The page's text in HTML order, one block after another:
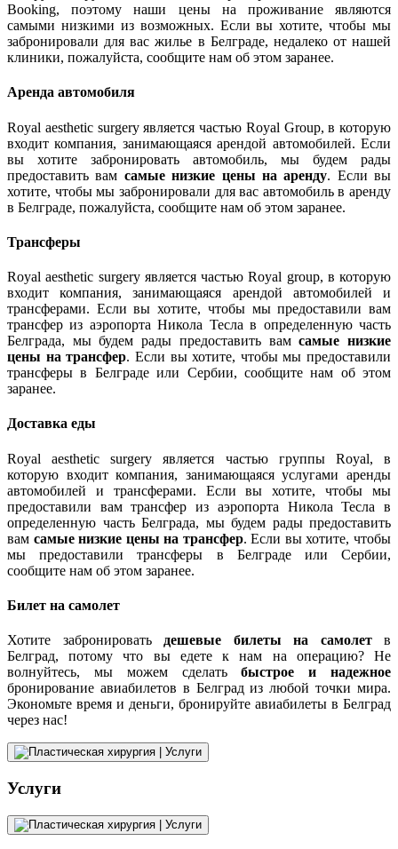
Booking, поэтому наши цены на проживание являются
самыми низкими из возможных. Если вы хотите, чтобы мы
забронировали для вас жилье в Белграде, недалеко от нашей
клиники, пожалуйста, сообщите нам об этом заранее.
Аренда автомобиля
Royal aesthetic surgery является частью Royal Group, в которую
входит компания, занимающаяся арендой автомобилей. Если
вы хотите забронировать автомобиль, мы будем рады
предоставить вам самые низкие цены на аренду. Если вы
хотите, чтобы мы забронировали для вас автомобиль в аренду
в Белграде, пожалуйста, сообщите нам об этом заранее.
Трансферы
Royal aesthetic surgery является частью Royal group, в которую
входит компания, занимающаяся арендой автомобилей и
трансферами. Если вы хотите, чтобы мы предоставили вам
трансфер из аэропорта Никола Тесла в определенную часть
Белграда, мы будем рады предоставить вамсамые низкие
цены на трансфер. Если вы хотите, чтобы мы предоставили
трансферы в Белграде или Сербии, сообщите нам об этом
заранее.
Доставка еды
Royal aesthetic surgery является частью группы Royal, в
которую входит компания, занимающаяся услугами аренды
автомобилей и трансферами. Если вы хотите, чтобы мы
предоставили вам трансфер из аэропорта Никола Тесла в
определенную часть Белграда, мы будем рады предоставить
вам самые низкие цены на трансфер. Если вы хотите, чтобы
мы предоставили трансферы в Белграде или Сербии,
сообщите нам об этом заранее.
Билет на самолет
Хотите забронировать дешевые билеты на самолетв
Белград, потому что вы едете к нам на операцию? Не
волнуйтесь, мы можем сделатьбыстрое и надежное
бронирование авиабилетов в Белград из любой точки мира.
Экономьте время и деньги, бронируйте авиабилеты в Белград
через нас!
Услуги